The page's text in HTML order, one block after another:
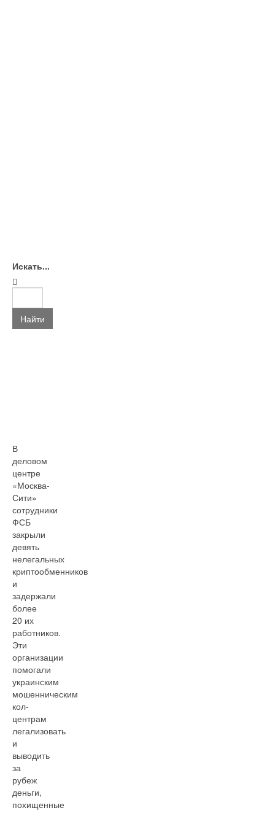
Искать...
Найти
В
деловом
центре
«Москва-
Сити»
сотрудники
ФСБ
закрыли
девять
нелегальных
криптообменников
и
задержали
более
20 их
работников.
Эти
организации
помогали
украинским
мошенническим
кол-
центрам
легализовать
и
выводить
за
рубеж
деньги,
похищенные